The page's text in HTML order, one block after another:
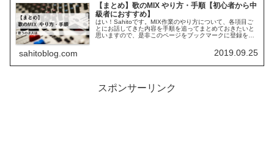
【まとめ】歌のMIX やり方・手順【初心者から中
級者におすすめ】
はい！Sahitoです。MIX作業のやり方について、各項目ご
とにお話してきた内容を手順を追ってまとめておきたいと
思いますので、是非このページをブックマークに登録をし
sahitoblog.com 2019.09.25
スポンサーリンク